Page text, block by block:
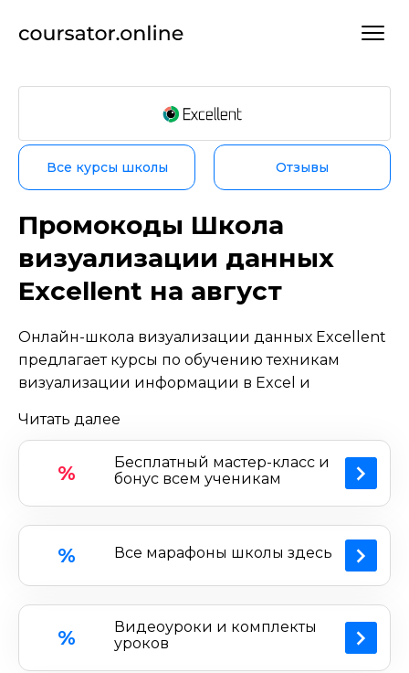
Все курсы школы Отзывы
Промокоды Школа
визуализации данных
Excellent на август
Онлайн-школа визуализации данных Excellent
предлагает курсы по обучению техникам
визуализации информации в Excel и
предлагает гибкий формат обучения,
доступные цены, возможность общения с
преподавателями и студентами, а также
обратную связь. Промокод Школы
приобрести курс по выгодной цене.
Читать далее
%
Бесплатный мастер-класс и
бонус всем ученикам
% Все марафоны школы здесь
%
Видеоуроки и комплекты
уроков